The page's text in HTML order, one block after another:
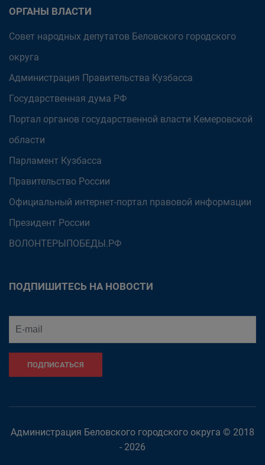
ОРГАНЫ ВЛАСТИ
Совет народных депутатов Беловского городского
округа
Администрация Правительства Кузбасса
Государственная дума РФ
Портал органов государственной власти Кемеровской
области
Парламент Кузбасса
Правительство России
Официальный интернет-портал правовой информации
Президент России
ВОЛОНТЕРЫПОБЕДЫ.РФ
ПОДПИШИТЕСЬ НА НОВОСТИ
ПОДПИСАТЬСЯ
Администрация Беловского городского округа © 2018
- 2026